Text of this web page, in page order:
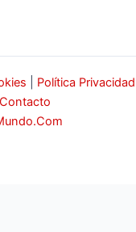
Política Privacidad
Contacto